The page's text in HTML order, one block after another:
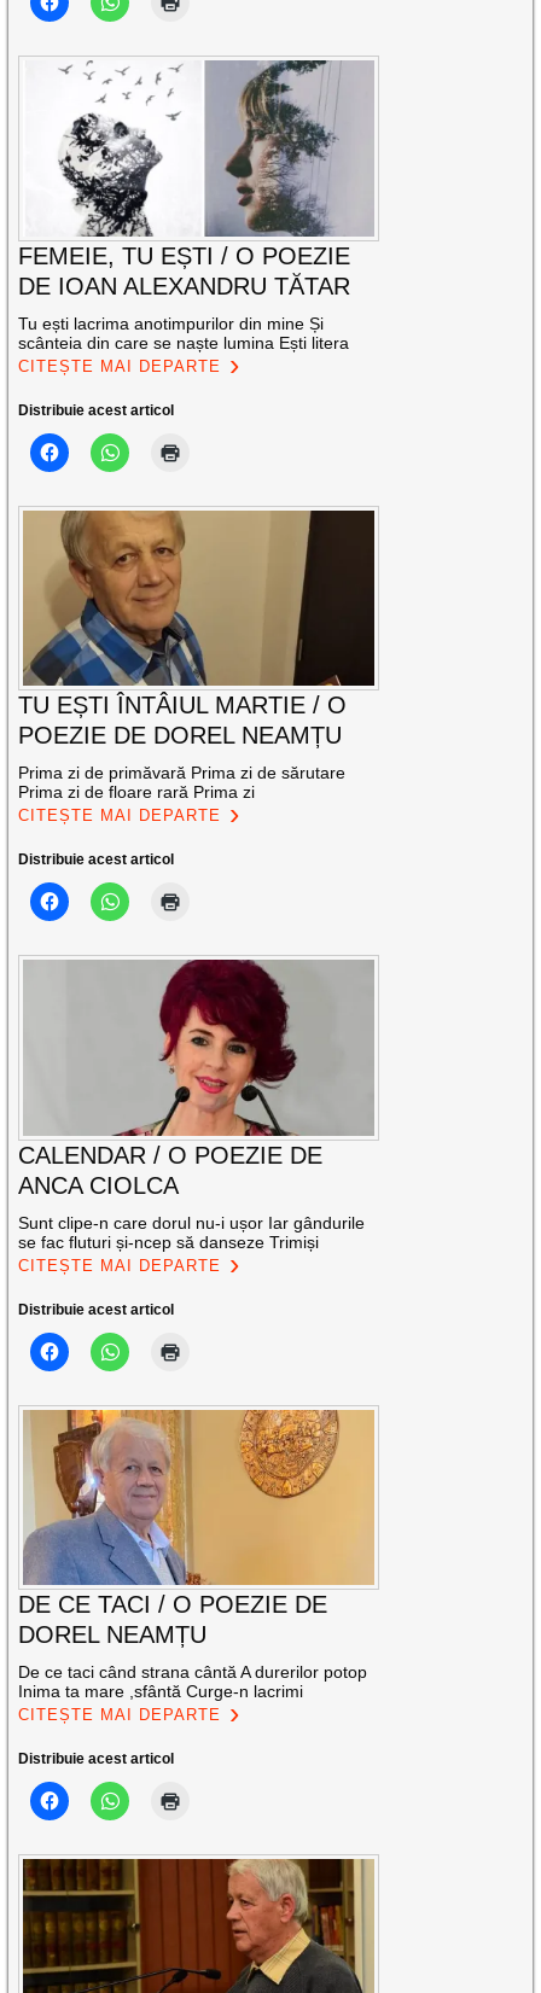
FEMEIE, TU EȘTI / O POEZIE
DE IOAN ALEXANDRU TĂTAR
Tu ești lacrima anotimpurilor din mine Și
scânteia din care se naște lumina Ești litera
CITEȘTE MAI DEPARTE
Distribuie acest articol
TU EȘTI ÎNTÂIUL MARTIE / O
POEZIE DE DOREL NEAMȚU
Prima zi de primăvară Prima zi de sărutare
Prima zi de floare rară Prima zi
CITEȘTE MAI DEPARTE
Distribuie acest articol
CALENDAR / O POEZIE DE
ANCA CIOLCA
Sunt clipe-n care dorul nu-i ușor Iar gândurile
se fac fluturi și-ncep să danseze Trimiși
CITEȘTE MAI DEPARTE
Distribuie acest articol
DE CE TACI / O POEZIE DE
DOREL NEAMȚU
De ce taci când strana cântă A durerilor potop
Inima ta mare ,sfântă Curge-n lacrimi
CITEȘTE MAI DEPARTE
Distribuie acest articol